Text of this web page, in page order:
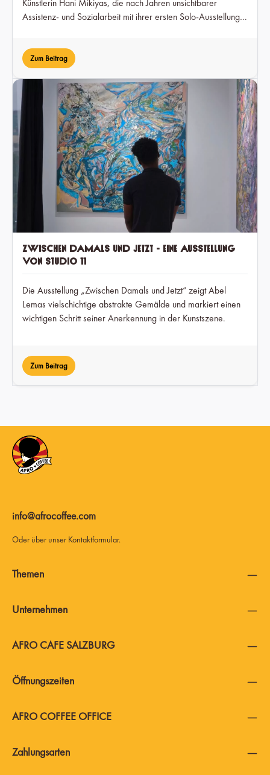
Künstlerin Hani Mikiyas, die nach Jahren unsichtbarer
Assistenz- und Sozialarbeit mit ihrer ersten Solo-Ausstellung
Zum Beitrag
Zwischen Damals und Jetzt - Eine Ausstellung
von Studio 11
Die Ausstellung „Zwischen Damals und Jetzt“ zeigt Abel
Lemas vielschichtige abstrakte Gemälde und markiert einen
wichtigen Schritt seiner Anerkennung in der Kunstszene.
Zum Beitrag
info@afrocoffee.com
Oder über unser Kontaktformular.
AFRO COFFEE OFFICE
AFRO CAFE SALZBURG
Zahlungsarten
Themen
Unternehmen
Öffnungszeiten